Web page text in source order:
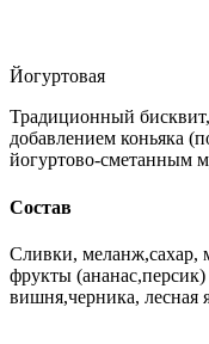
Йогуртовая
Традиционный
добавлением коньяка
йогуртово-сметанным
Состав
Сливки, меланж,сахар,
фрукты
вишня,черника, лесная